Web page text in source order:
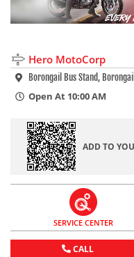
Hero MotoCorp
Borongail Bus Stand,
Open At 10:00 AM
ADD TO
SERVICE CENTER
CALL